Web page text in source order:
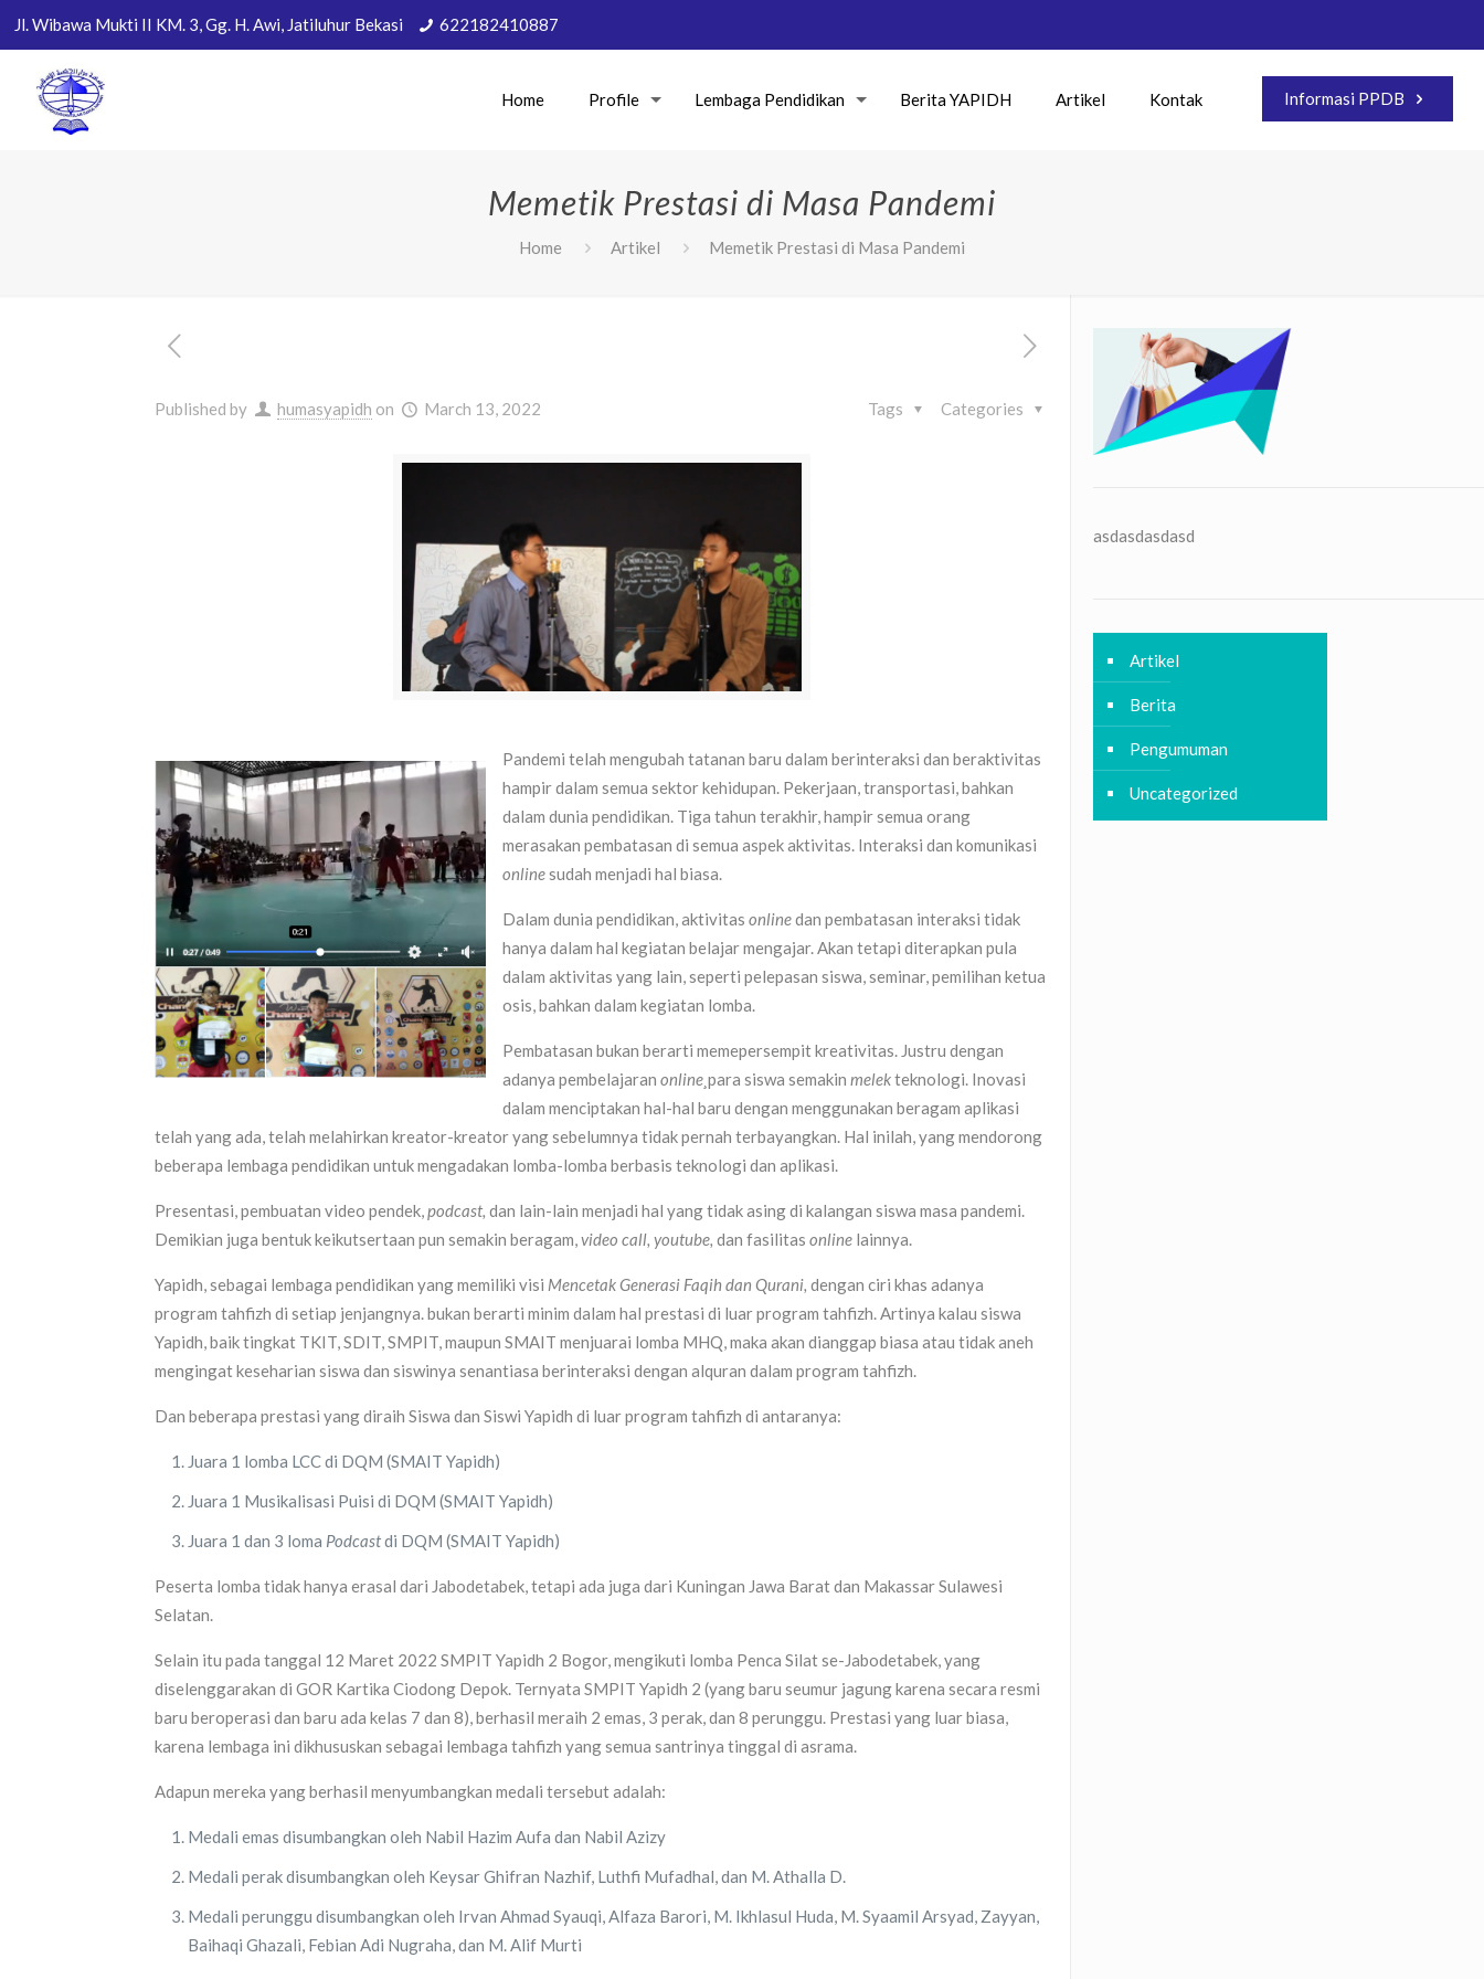
Jl. Wibawa Mukti II KM. 3, Gg. H. Awi, Jatiluhur Bekasi 622182410887
Home Profile Lembaga Pendidikan Berita YAPIDH Artikel Kontak Informasi PPDB
Memetik Prestasi di Masa Pandemi
Home Artikel Memetik Prestasi di Masa Pandemi
Published by humasyapidh on March 13, 2022 Categories
Tags
Pandemi telah mengubah tatanan baru dalam berinteraksi dan beraktivitas
hampir dalam semua sektor kehidupan. Pekerjaan, transportasi, bahkan
dalam dunia pendidikan. Tiga tahun terakhir, hampir semua orang
merasakan pembatasan di semua aspek aktivitas. Interaksi dan komunikasi
onlinesudah menjadi hal biasa.
Dalam dunia pendidikan, aktivitasonlinedan pembatasan interaksi tidak
hanya dalam hal kegiatan belajar mengajar. Akan tetapi diterapkan pula
dalam aktivitas yang lain, seperti pelepasan siswa, seminar, pemilihan ketua
osis, bahkan dalam kegiatan lomba.
Pembatasan bukan berarti memepersempit kreativitas. Justru dengan
adanya pembelajaranonline¸para siswa semakinmelekteknologi. Inovasi
dalam menciptakan hal-hal baru dengan menggunakan beragam aplikasi
telah yang ada, telah melahirkan kreator-kreator yang sebelumnya tidak pernah terbayangkan. Hal inilah, yang mendorong
beberapa lembaga pendidikan untuk mengadakan lomba-lomba berbasis teknologi dan aplikasi.
Presentasi, pembuatan video pendek,podcast,dan lain-lain menjadi hal yang tidak asing di kalangan siswa masa pandemi.
Demikian juga bentuk keikutsertaan pun semakin beragam,video call, youtube,dan fasilitasonline lainnya.
Yapidh, sebagai lembaga pendidikan yang memiliki visi Mencetak Generasi Faqih dan Qurani,dengan ciri khas adanya
program tahfizh di setiap jenjangnya. bukan berarti minim dalam hal prestasi di luar program tahfizh. Artinya kalau siswa
Yapidh, baik tingkat TKIT, SDIT, SMPIT, maupun SMAIT menjuarai lomba MHQ, maka akan dianggap biasa atau tidak aneh
mengingat keseharian siswa dan siswinya senantiasa berinteraksi dengan alquran dalam program tahfizh.
Dan beberapa prestasi yang diraih Siswa dan Siswi Yapidh di luar program tahfizh di antaranya:
Juara 1 lomba LCC di DQM (SMAIT Yapidh)
Juara 1 Musikalisasi Puisi di DQM (SMAIT Yapidh)
Juara 1 dan 3 loma Podcastdi DQM (SMAIT Yapidh)
Peserta lomba tidak hanya erasal dari Jabodetabek, tetapi ada juga dari Kuningan Jawa Barat dan Makassar Sulawesi
Selatan.
Selain itu pada tanggal 12 Maret 2022 SMPIT Yapidh 2 Bogor, mengikuti lomba Penca Silat se-Jabodetabek, yang
diselenggarakan di GOR Kartika Ciodong Depok. Ternyata SMPIT Yapidh 2 (yang baru seumur jagung karena secara resmi
baru beroperasi dan baru ada kelas 7 dan 8), berhasil meraih 2 emas, 3 perak, dan 8 perunggu. Prestasi yang luar biasa,
karena lembaga ini dikhususkan sebagai lembaga tahfizh yang semua santrinya tinggal di asrama.
Adapun mereka yang berhasil menyumbangkan medali tersebut adalah:
Medali emas disumbangkan oleh Nabil Hazim Aufa dan Nabil Azizy
Medali perak disumbangkan oleh Keysar Ghifran Nazhif, Luthfi Mufadhal, dan M. Athalla D.
Medali perunggu disumbangkan oleh Irvan Ahmad Syauqi, Alfaza Barori, M. Ikhlasul Huda, M. Syaamil Arsyad, Zayyan,
Baihaqi Ghazali, Febian Adi Nugraha, dan M. Alif Murti
asdasdasdasd
Artikel
Berita
Pengumuman
Uncategorized